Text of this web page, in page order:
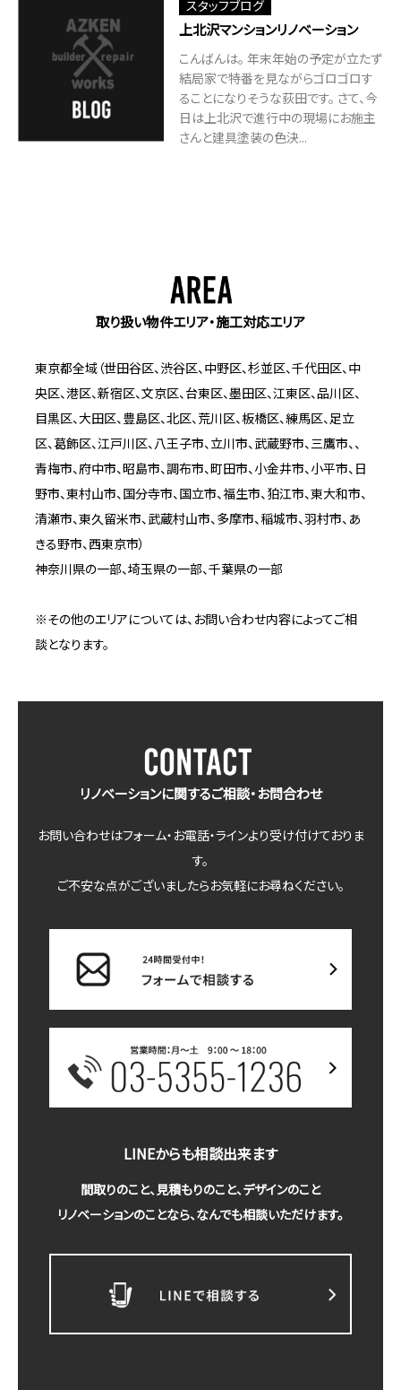
スタッフブログ
上北沢マンションリノベーション
こんばんは。 年末年始の予定が立たず
結局家で特番を見ながらゴロゴロす
ることになりそうな荻田です。 さて、今
日は上北沢で進行中の現場にお施主
さんと建具塗装の色決...
取り扱い物件エリア・施工対応エリア
東京都全域（世田谷区、渋谷区、中野区、杉並区、千代田区、中
央区、港区、新宿区、文京区、台東区、墨田区、江東区、品川区、
目黒区、大田区、豊島区、北区、荒川区、板橋区、練馬区、足立
区、葛飾区、江戸川区、八王子市、立川市、武蔵野市、三鷹市、、
青梅市、府中市、昭島市、調布市、町田市、小金井市、小平市、日
野市、東村山市、国分寺市、国立市、福生市、狛江市、東大和市、
清瀬市、東久留米市、武蔵村山市、多摩市、稲城市、羽村市、あ
きる野市、西東京市）
神奈川県の一部、埼玉県の一部、千葉県の一部
※その他のエリアについては、お問い合わせ内容によってご相
談となります。
リノベーションに関するご相談・お問合わせ
お問い合わせはフォーム・お電話・ラインより受け付けておりま
す。
ご不安な点がございましたらお気軽にお尋ねください。
LINEからも相談出来ます
間取りのこと、見積もりのこと、デザインのこと
リノベーションのことなら、なんでも相談いただけます。